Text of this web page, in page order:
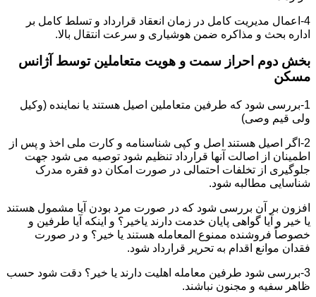
4-اعمال مدیریت کامل در زمان انعقاد قرارداد و تسلط کامل بر
اداره بحث و مذاکره ضمن هوشیاری و سرعت انتقال بالا.
بخش دوم احراز سمت و هویت متعاملین توسط آژانس
مسکن
1-بررسی شود که طرفین متعاملین اصیل هستند یا نماینده (وکیل
ولی قیم وصی)
2-اگر اصیل هستند اصل و کپی شناسنامه و کارت ملی اخذ و پس از
اطمینان از اصالت آنها قرارداد تنظیم شود توصیه می شود جهت
جلوگیری از تخلفات احتمالی در صورت امکان دو فقره مدرک
شناسایی مطالبه شود.
افزون بر آن بررسی شود که در صورت مرد بودن آیا مشمول هستند
یا خیر و آیا گواهی پایان خدمت دارند یاخیر؟ و اینکه آیا طرفین و
خصوصاً فروشنده ممنوع المعامله هستند یا خیر؟ و در صورت
فقدان موانع اقدام به تحریر قرارداد شود.
3-بررسی شود طرفین معامله اهلیت دارند یا خیر؟ دقت شود حسب
ظاهر سفیه و مجنون نباشند.